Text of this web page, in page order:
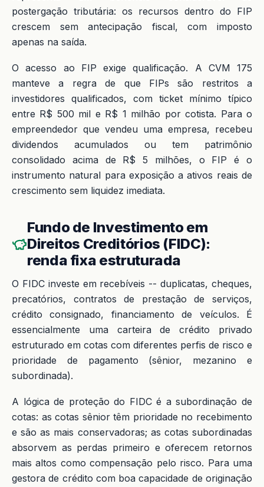
postergação tributária: os recursos dentro do FIP
crescem sem antecipação fiscal, com imposto
apenas na saída.
O acesso ao FIP exige qualificação. A CVM 175
manteve a regra de que FIPs são restritos a
investidores qualificados, com ticket mínimo típico
entre R$ 500 mil e R$ 1 milhão por cotista. Para o
empreendedor que vendeu uma empresa, recebeu
dividendos acumulados ou tem patrimônio
consolidado acima de R$ 5 milhões, o FIP é o
instrumento natural para exposição a ativos reais de
crescimento sem liquidez imediata.
Fundo de Investimento em
Direitos Creditórios (FIDC):
renda fixa estruturada
O FIDC investe em recebíveis -- duplicatas, cheques,
precatórios, contratos de prestação de serviços,
crédito consignado, financiamento de veículos. É
essencialmente uma carteira de crédito privado
estruturado em cotas com diferentes perfis de risco e
prioridade de pagamento (sênior, mezanino e
subordinada).
A lógica de proteção do FIDC é a subordinação de
cotas: as cotas sênior têm prioridade no recebimento
e são as mais conservadoras; as cotas subordinadas
absorvem as perdas primeiro e oferecem retornos
mais altos como compensação pelo risco. Para uma
gestora de crédito com boa capacidade de originação